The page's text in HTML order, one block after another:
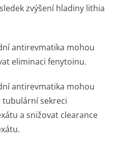
zvýšení hladiny lithia
antirevmatika mohou
eliminaci fenytoinu.
antirevmatika mohou
sekreci
a snižovat clearance